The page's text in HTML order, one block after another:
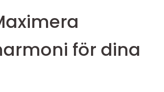
för dina